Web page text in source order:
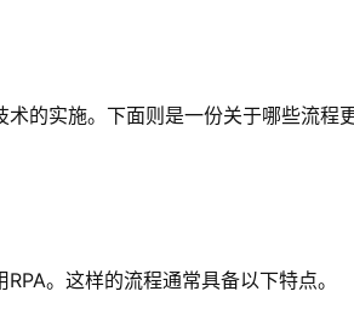
的实施。下面则是一份关于哪些流程
。这样的流程通常具备以下特点。